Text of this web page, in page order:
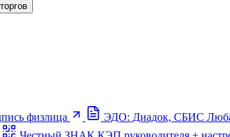
физлица ЭДО: Диадок, СБИС